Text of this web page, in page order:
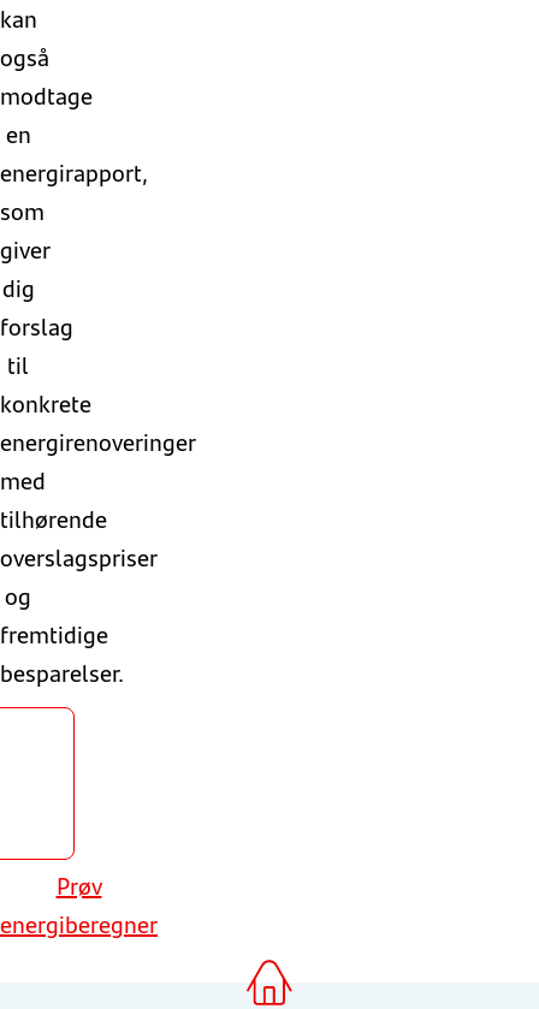
kan
også
modtage
en
energirapport,
som
giver
dig
forslag
til
konkrete
energirenoveringer
med
tilhørende
overslagspriser
og
fremtidige
besparelser.
Prøv
energiberegner